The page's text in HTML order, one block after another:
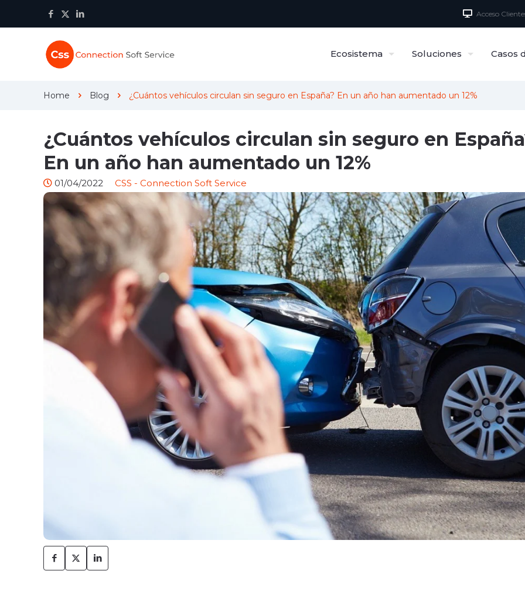
Acceso
Ecosistema Soluciones Casos
Home Blog ¿Cuántos vehículos circulan sin seguro en España? En un año han aumentado un 12%
¿Cuántos vehículos circulan sin seguro en
En un año han aumentado un 12%
01/04/2022 CSS - Connection Soft Service